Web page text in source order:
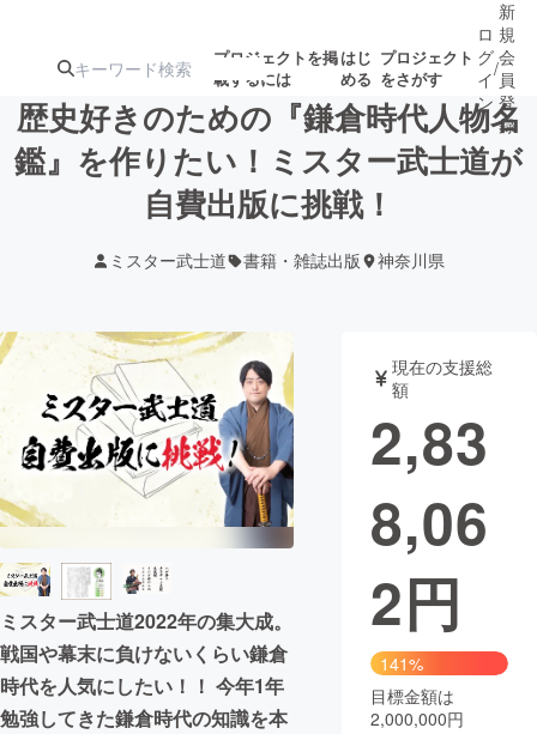
プロジェクトを掲
載するには
はじ
める
プロジェクト
をさがす
注目のリ 注目の新着プロ募集終了が近いプ
テクノロジー・ガジェット
映像・映画 書籍・雑誌
ビジネス・起業 チャレンジ
まちづくり・地域活性化
CAMPFIRE for Social Good
CAMPFIRE Creation
CAMPFIREふるさと納税machi-ya コミュニティ
ロ
グ
イ
ン
/
新
規
会
員
登
録
歴史好きのための『鎌倉時代人物名
鑑』を作りたい！ミスター武士道が
自費出版に挑戦！
ミスター武士道 書籍・雑誌出版 神奈川県
ミスター武士道2022年の集大成。
戦国や幕末に負けないくらい鎌倉
時代を人気にしたい！！ 今年1年
勉強してきた鎌倉時代の知識を本
現在の支援総
額
2,83
8,06
2円
141%
目標金額は
2,000,000円